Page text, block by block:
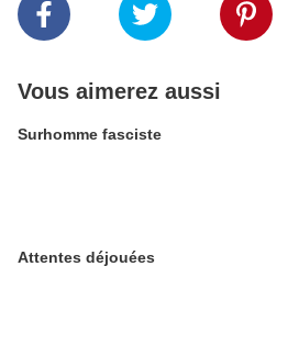
Vous aimerez aussi
Surhomme fasciste
Attentes déjouées